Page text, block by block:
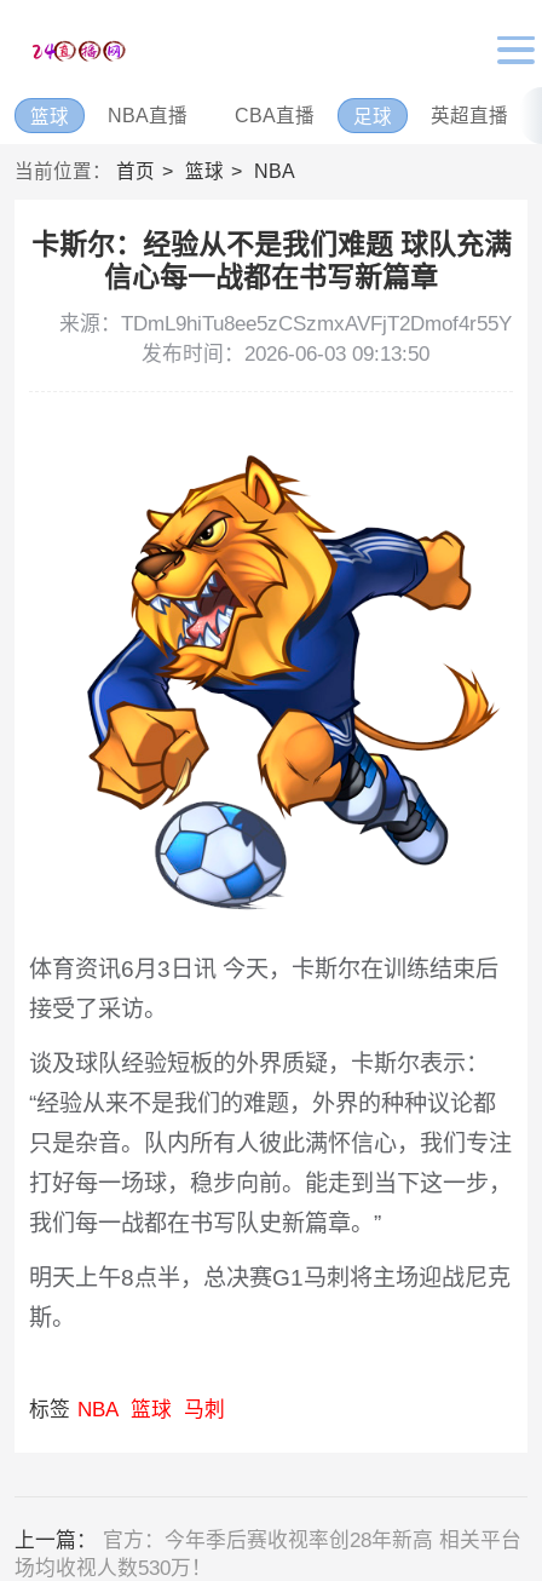
篮球 NBA直播 CBA直播 足球 英超直播
当前位置： 首页 篮球 NBA
卡斯尔：经验从不是我们难题 球队充满
信心每一战都在书写新篇章
来源：TDmL9hiTu8ee5zCSzmxAVFjT2Dmof4r55Y
发布时间：2026-06-03 09:13:50
体育资讯6月3日讯 今天，卡斯尔在训练结束后
接受了采访。
谈及球队经验短板的外界质疑，卡斯尔表示：
“经验从来不是我们的难题，外界的种种议论都
只是杂音。队内所有人彼此满怀信心，我们专注
打好每一场球，稳步向前。能走到当下这一步，
我们每一战都在书写队史新篇章。”
明天上午8点半，总决赛G1马刺将主场迎战尼克
斯。
标签 NBA 篮球 马刺
上一篇： 官方：今年季后赛收视率创28年新高 相关平台
场均收视人数530万！